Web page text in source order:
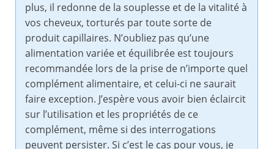
plus, il redonne de la souplesse et de la vitalité à
vos cheveux, torturés par toute sorte de
produit capillaires. N’oubliez pas qu’une
alimentation variée et équilibrée est toujours
recommandée lors de la prise de n’importe quel
complément alimentaire, et celui-ci ne saurait
faire exception. J’espère vous avoir bien éclaircit
sur l’utilisation et les propriétés de ce
complément, même si des interrogations
peuvent persister. Si c’est le cas pour vous, je